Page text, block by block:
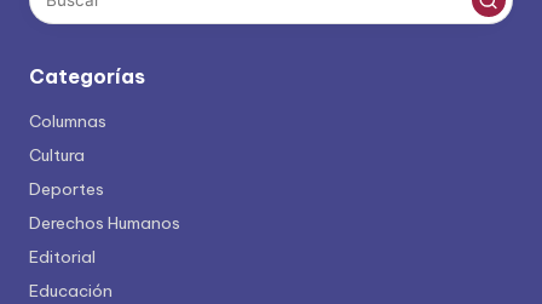
Categorías
Columnas
Cultura
Deportes
Derechos Humanos
Editorial
Educación